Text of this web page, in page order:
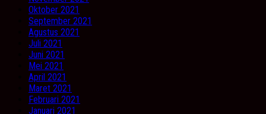
Oktober 2021
September 2021
Agustus 2021
Juli 2021
Juni 2021
Mei 2021
April 2021
Maret 2021
Februari 2021
Januari 2021